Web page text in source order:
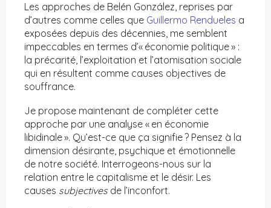
Les approches de Belén González, reprises par
d’autres comme celles que Guillermo Rendueles a
exposées depuis des décennies, me semblent
impeccables en termes d’« économie politique » :
la précarité, l’exploitation et l’atomisation sociale
qui en résultent comme causes objectives de
souffrance.
Je propose maintenant de compléter cette
approche par une analyse « en économie
libidinale ». Qu’est-ce que ça signifie ? Pensez à la
dimension désirante, psychique et émotionnelle
de notre société. Interrogeons-nous sur la
relation entre le capitalisme et le désir. Les
causes subjectives de l’inconfort.